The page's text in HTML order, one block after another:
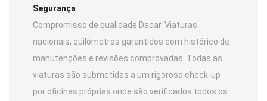
Segurança
Compromisso de qualidade Dacar. Viaturas
nacionais, quilómetros garantidos com histórico de
manutenções e revisões comprovadas. Todas as
viaturas são submetidas a um rigoroso check-up
por oficinas próprias onde são verificados todos os